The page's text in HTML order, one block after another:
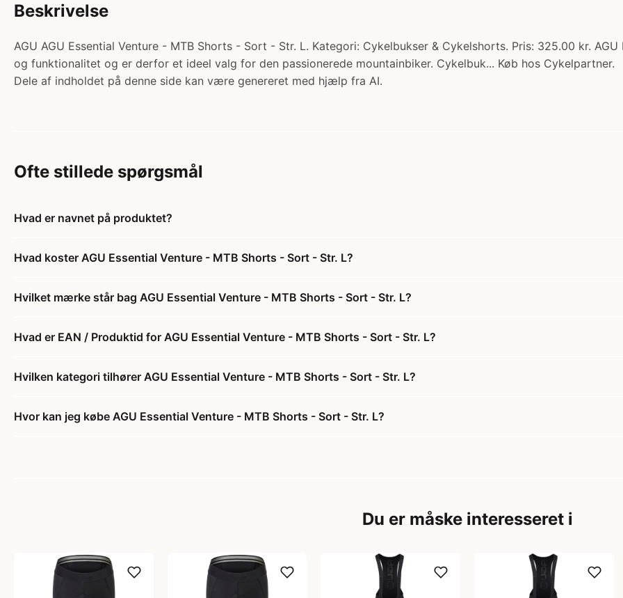
Beskrivelse
AGU AGU Essential Venture - MTB Shorts - Sort - Str. L. Kategori: Cykelbukser & Cykelshorts. Pris: 325.00 kr.
og funktionalitet og er derfor et ideel valg for den passionerede mountainbiker. Cykelbuk... Køb hos Cykelpartner.
Dele af indholdet på denne side kan være genereret med hjælp fra AI.
Ofte stillede spørgsmål
Hvad er navnet på produktet?
Hvad koster AGU Essential Venture - MTB Shorts - Sort - Str. L?
Hvilket mærke står bag AGU Essential Venture - MTB Shorts - Sort - Str. L?
Hvad er EAN / Produktid for AGU Essential Venture - MTB Shorts - Sort - Str. L?
Hvilken kategori tilhører AGU Essential Venture - MTB Shorts - Sort - Str. L?
Hvor kan jeg købe AGU Essential Venture - MTB Shorts - Sort - Str. L?
Du er måske interesseret i